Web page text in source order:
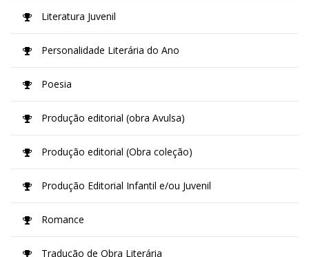
Literatura Juvenil
Personalidade Literária do Ano
Poesia
Produção editorial (obra Avulsa)
Produção editorial (Obra coleção)
Produção Editorial Infantil e/ou Juvenil
Romance
Tradução de Obra Literária